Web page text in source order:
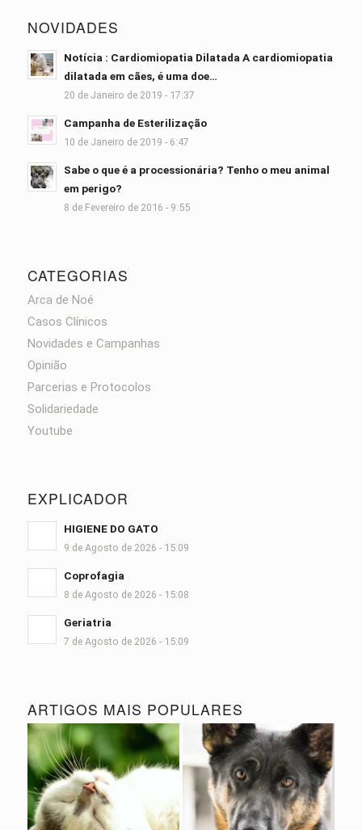
NOVIDADES
Notícia : Cardiomiopatia Dilatada A cardiomiopatia
dilatada em cães, é uma doe…
20 de Janeiro de 2019 - 17:37
Campanha de Esterilização
10 de Janeiro de 2019 - 6:47
Sabe o que é a processionária? Tenho o meu animal
em perigo?
8 de Fevereiro de 2016 - 9:55
CATEGORIAS
Arca de Noé
Casos Clínicos
Novidades e Campanhas
Opinião
Parcerias e Protocolos
Solidariedade
Youtube
EXPLICADOR
HIGIENE DO GATO
9 de Agosto de 2026 - 15:09
Coprofagia
8 de Agosto de 2026 - 15:08
Geriatria
7 de Agosto de 2026 - 15:09
ARTIGOS MAIS POPULARES